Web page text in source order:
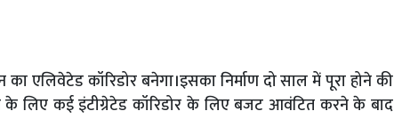
एलिवेटेड कॉरिडोर बनेगा।इसका निर्माण दो साल में पूरा होने की
के लिए कई इंटीग्रेटेड कॉरिडोर के लिए बजट आवंटित करने के बाद